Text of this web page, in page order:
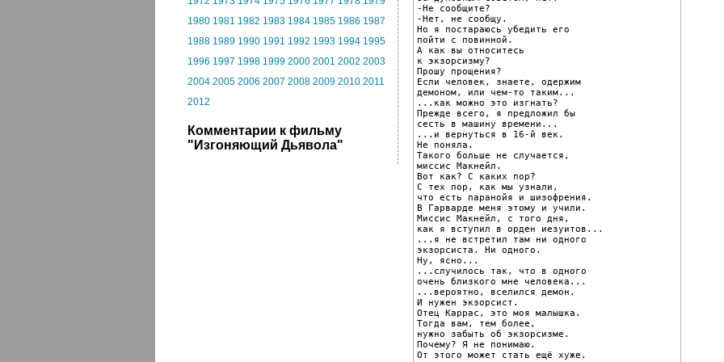
1980 1981 1982 1983 1984 1985 1986 1987
1988 1989 1990 1991 1992 1993 1994 1995
1996 1997 1998 1999 2000 2001 2002 2003
2004 2005 2006 2007 2008 2009 2010 2011
2012
Комментарии к фильму
"Изгоняющий Дьявола"
-Не сообщите?
-Нет, не сообщу.
Но я постараюсь убедить его
пойти с повинной.
А как вы относитесь
к экзорсизму?
Прошу прощения?
Если человек, знаете, одержим
демоном, или чем-то таким...
...как можно это изгнать?
Прежде всего, я предложил бы
сесть в машину времени...
...и вернуться в 16-й век.
Не поняла.
Такого больше не случается,
миссис Макнейл.
Вот как? С каких пор?
С тех пор, как мы узнали,
что есть паранойя и шизофрения.
В Гарварде меня этому и учили.
Миссис Макнейл, с того дня,
как я вступил в орден иезуитов...
...я не встретил там ни одного
экзорсиста. Ни одного.
Ну, ясно...
...случилось так, что в одного
очень близкого мне человека...
...вероятно, вселился демон.
И нужен экзорсист.
Отец Каррас, это моя малышка.
Тогда вам, тем более,
нужно забыть об экзорсизме.
Почему? Я не понимаю.
От этого может стать ещё хуже.